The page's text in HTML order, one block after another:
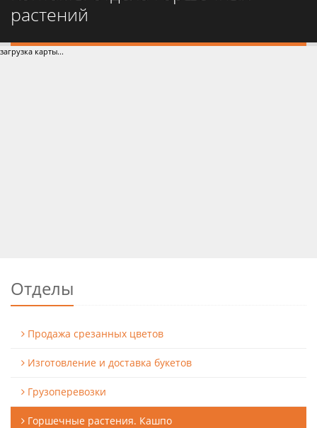
растений
загрузка карты...
Отделы
Продажа срезанных цветов
Изготовление и доставка букетов
Грузоперевозки
Горшечные растения. Кашпо